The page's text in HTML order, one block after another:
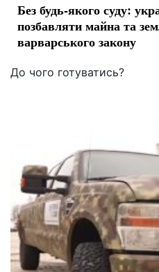
Без будь-якого суду:
позбавляти майна та
варварського закону
До чого готуватись?